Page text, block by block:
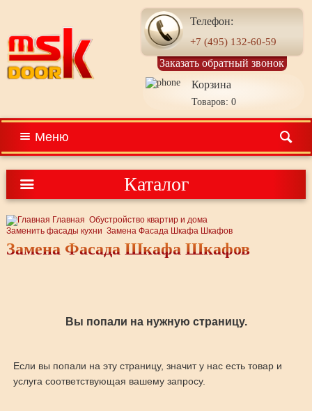
Телефон:
+7 (495) 132-60-59
Заказать обратный звонок
Корзина
Товаров: 0
Меню
Каталог
Главная Обустройство квартир и дома
Заменить фасады кухни Замена Фасада Шкафа Шкафов
Замена Фасада Шкафа Шкафов
Вы попали на нужную страницу.
Если вы попали на эту страницу, значит у нас есть товар и
услуга соответствующая вашему запросу.